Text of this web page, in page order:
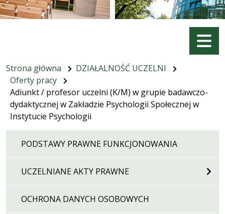
Menu
Strona główna
DZIAŁALNOŚĆ UCZELNI
Oferty pracy
Adiunkt / profesor uczelni (K/M) w grupie badawczo-
dydaktycznej w Zakładzie Psychologii Społecznej w
Instytucie Psychologii
PODSTAWY PRAWNE FUNKCJONOWANIA
UCZELNIANE AKTY PRAWNE
OCHRONA DANYCH OSOBOWYCH